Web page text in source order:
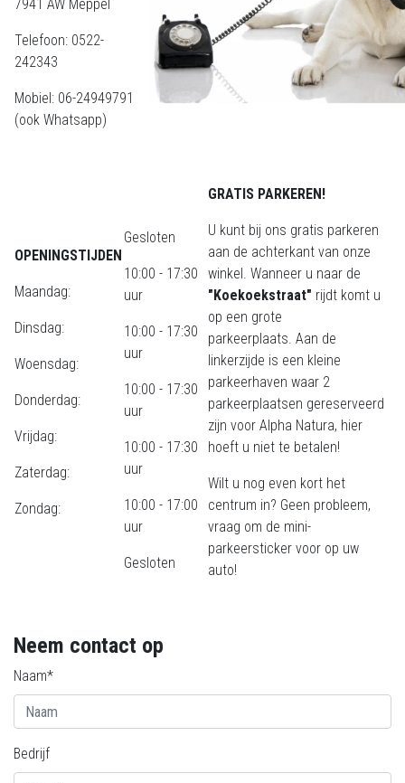
7941 AW Meppel
Telefoon: 0522-
242343
Mobiel: 06-24949791
(ook Whatsapp)
OPENINGSTIJDEN
Maandag:
Dinsdag:
Woensdag:
Donderdag:
Vrijdag:
Zaterdag:
Zondag:
Gesloten
10:00 - 17:30
uur
10:00 - 17:30
uur
10:00 - 17:30
uur
10:00 - 17:30
uur
10:00 - 17:00
uur
Gesloten
GRATIS PARKEREN!
U kunt bij ons gratis parkeren
aan de achterkant van onze
winkel. Wanneer u naar de
"Koekoekstraat" rijdt komt u
op een grote
parkeerplaats. Aan de
linkerzijde is een kleine
parkeerhaven waar 2
parkeerplaatsen gereserveerd
zijn voor Alpha Natura, hier
hoeft u niet te betalen!
Wilt u nog even kort het
centrum in? Geen probleem,
vraag om de mini-
parkeersticker voor op uw
auto!
Neem contact op
Naam*
Bedrijf